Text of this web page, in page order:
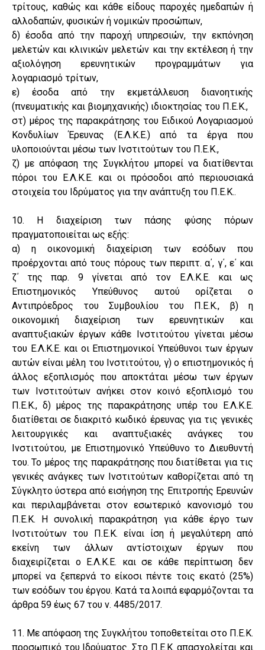
τρίτους, καθώς και κάθε είδους παροχές ημεδαπών ή
αλλοδαπών, φυσικών ή νομικών προσώπων,
δ) έσοδα από την παροχή υπηρεσιών, την εκπόνηση
μελετών και κλινικών μελετών και την εκτέλεση ή την
αξιολόγηση ερευνητικών προγραμμάτων για
λογαριασμό τρίτων,
ε) έσοδα από την εκμετάλλευση διανοητικής
(πνευματικής και βιομηχανικής) ιδιοκτησίας του Π.Ε.Κ.,
στ) μέρος της παρακράτησης του Ειδικού Λογαριασμού
Κονδυλίων Έρευνας (Ε.Λ.Κ.Ε.) από τα έργα που
υλοποιούνται μέσω των Ινστιτούτων του Π.Ε.Κ.,
ζ) με απόφαση της Συγκλήτου μπορεί να διατίθενται
πόροι του Ε.Λ.Κ.Ε. και οι πρόσοδοι από περιουσιακά
στοιχεία του Ιδρύματος για την ανάπτυξη του Π.Ε.Κ..
10. Η διαχείριση των πάσης φύσης πόρων
πραγματοποιείται ως εξής:
α) η οικονομική διαχείριση των εσόδων που
προέρχονται από τους πόρους των περιπτ. α΄, γ΄, ε΄ και
ζ΄ της παρ. 9 γίνεται από τον Ε.Λ.Κ.Ε. και ως
Επιστημονικός Υπεύθυνος αυτού ορίζεται ο
Αντιπρόεδρος του Συμβουλίου του Π.Ε.Κ., β) η
οικονομική διαχείριση των ερευνητικών και
αναπτυξιακών έργων κάθε Ινστιτούτου γίνεται μέσω
του Ε.Λ.Κ.Ε. και οι Επιστημονικοί Υπεύθυνοι των έργων
αυτών είναι μέλη του Ινστιτούτου, γ) ο επιστημονικός ή
άλλος εξοπλισμός που αποκτάται μέσω των έργων
των Ινστιτούτων ανήκει στον κοινό εξοπλισμό του
Π.Ε.Κ., δ) μέρος της παρακράτησης υπέρ του Ε.Λ.Κ.Ε.
διατίθεται σε διακριτό κωδικό έρευνας για τις γενικές
λειτουργικές και αναπτυξιακές ανάγκες του
Ινστιτούτου, με Επιστημονικό Υπεύθυνο το Διευθυντή
του. Το μέρος της παρακράτησης που διατίθεται για τις
γενικές ανάγκες των Ινστιτούτων καθορίζεται από τη
Σύγκλητο ύστερα από εισήγηση της Επιτροπής Ερευνών
και περιλαμβάνεται στον εσωτερικό κανονισμό του
Π.Ε.Κ. Η συνολική παρακράτηση για κάθε έργο των
Ινστιτούτων του Π.Ε.Κ. είναι ίση ή μεγαλύτερη από
εκείνη των άλλων αντίστοιχων έργων που
διαχειρίζεται ο Ε.Λ.Κ.Ε. και σε κάθε περίπτωση δεν
μπορεί να ξεπερνά το είκοσι πέντε τοις εκατό (25%)
των εσόδων του έργου. Κατά τα λοιπά εφαρμόζονται τα
άρθρα 59 έως 67 του ν. 4485/2017.
11. Με απόφαση της Συγκλήτου τοποθετείται στο Π.Ε.Κ.
προσωπικό του Ιδρύματος. Στο Π.Ε.Κ. απασχολείται και